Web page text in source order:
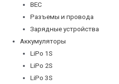
BEC
Разъемы и провода
Зарядные устройства
Аккумуляторы
LiPo 1S
LiPo 2S
LiPo 3S